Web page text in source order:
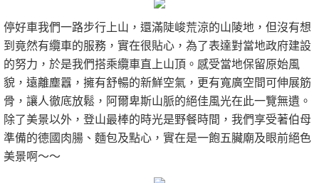
停好車我們一路步行上山，還滿陡峻荒涼的山陵地，但沒有想
到竟然有纜車的服務，實在很貼心，為了表達對當地政府建設
的努力，於是我們搭乘纜車直上山頂。感受當地保留原始風
貌，遠離塵囂，擁有舒暢的新鮮空氣，更有寬廣空間可伸展筋
骨，讓人徹底放鬆，阿爾卑斯山脈的絕佳風光在此一覽無遺。
除了美景以外，登山最棒的時光是野餐時間，我們享受著伯母
準備的德國肉腸、麵包及點心，實在是一飽五臟廟及眼前絕色
美景啊～～